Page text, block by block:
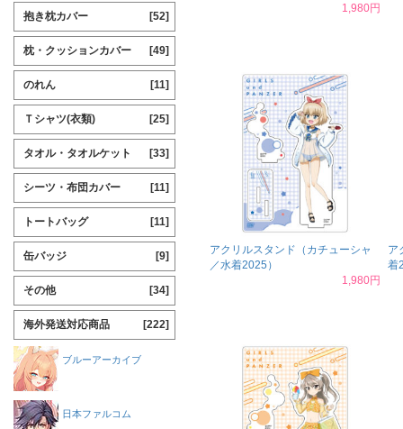
1,980円
アクリルスタンド（カチューシャ
／水着2025）
1,980円
ア
着
抱き枕カバー [52]
枕・クッションカバー [49]
のれん [11]
Ｔシャツ(衣類) [25]
タオル・タオルケット [33]
シーツ・布団カバー [11]
トートバッグ [11]
缶バッジ [9]
その他 [34]
海外発送対応商品 [222]
ブルーアーカイブ
日本ファルコム